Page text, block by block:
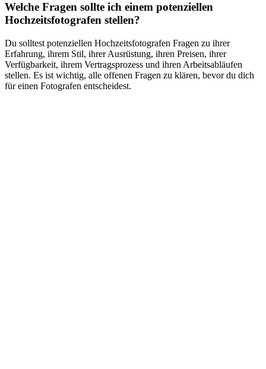
Welche Fragen sollte ich einem potenziellen
Hochzeitsfotografen stellen?
Du solltest potenziellen Hochzeitsfotografen Fragen zu ihrer
Erfahrung, ihrem Stil, ihrer Ausrüstung, ihren Preisen, ihrer
Verfügbarkeit, ihrem Vertragsprozess und ihren Arbeitsabläufen
stellen. Es ist wichtig, alle offenen Fragen zu klären, bevor du dich
für einen Fotografen entscheidest.